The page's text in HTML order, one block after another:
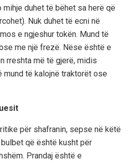
mihje duhet të bëhet sa herë që
Nuk duhet të ecni në
e ngjeshur tokën. Mund të
me një frezë. Nëse është e
rreshta më të gjerë, midis
të kalojnë traktorët ose
për shafranin, sepse në këtë
që është kusht për
Prandaj është e